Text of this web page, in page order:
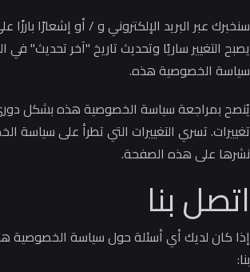
سنخبرك عبر البريد الإلكتروني و / أو إشعارًا بارزًا
يصبح التغيير ساريًا وتحديث تاريخ "آخر تحديث"
سياسة الخصوصية هذه.
يُنصح بمراجعة سياسة الخصوصية هذه بشكل
تغييرات.تسري التغييرات التي تطرأ على سياسة
نشرها على هذه الصفحة.
اتصل بنا
إذا كان لديك أي أسئلة حول سياسة الخصوصية
بنا: